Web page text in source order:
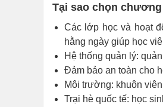
Tại sao chọn
Các lớp học và hoạt
hằng ngày giúp học
Hệ thống quản lý:
Đảm bảo an toàn cho
Môi trường: khuôn
Trại hè quốc tế: học